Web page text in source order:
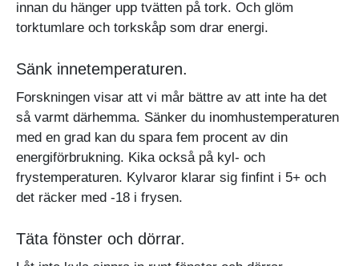
innan du hänger upp tvätten på tork. Och glöm
torktumlare och torkskåp som drar energi.
Sänk innetemperaturen.
Forskningen visar att vi mår bättre av att inte ha det
så varmt därhemma. Sänker du inomhustemperaturen
med en grad kan du spara fem procent av din
energiförbrukning. Kika också på kyl- och
frystemperaturen. Kylvaror klarar sig finfint i 5+ och
det räcker med -18 i frysen.
Täta fönster och dörrar.